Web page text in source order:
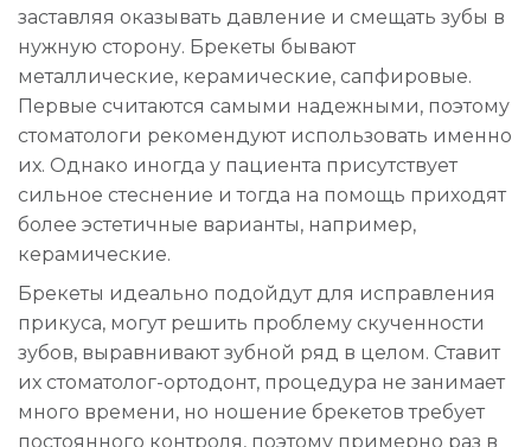
заставляя оказывать давление и смещать зубы в
нужную сторону. Брекеты бывают
металлические, керамические, сапфировые.
Первые считаются самыми надежными, поэтому
стоматологи рекомендуют использовать именно
их. Однако иногда у пациента присутствует
сильное стеснение и тогда на помощь приходят
более эстетичные варианты, например,
керамические.
Брекеты идеально подойдут для исправления
прикуса, могут решить проблему скученности
зубов, выравнивают зубной ряд в целом. Ставит
их стоматолог-ортодонт, процедура не занимает
много времени, но ношение брекетов требует
постоянного контроля, поэтому примерно раз в